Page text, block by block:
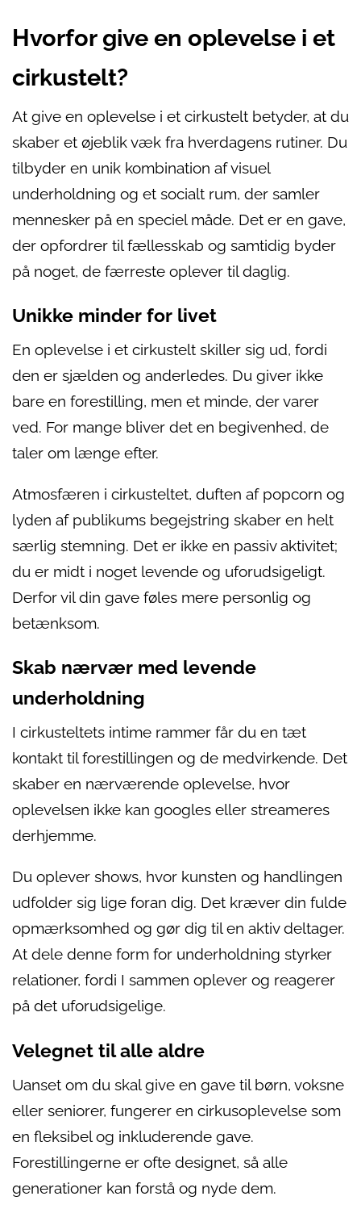
Hvorfor give en oplevelse i et
cirkustelt?
At give en oplevelse i et cirkustelt betyder, at du
skaber et øjeblik væk fra hverdagens rutiner. Du
tilbyder en unik kombination af visuel
underholdning og et socialt rum, der samler
mennesker på en speciel måde. Det er en gave,
der opfordrer til fællesskab og samtidig byder
på noget, de færreste oplever til daglig.
Unikke minder for livet
En oplevelse i et cirkustelt skiller sig ud, fordi
den er sjælden og anderledes. Du giver ikke
bare en forestilling, men et minde, der varer
ved. For mange bliver det en begivenhed, de
taler om længe efter.
Atmosfæren i cirkusteltet, duften af popcorn og
lyden af publikums begejstring skaber en helt
særlig stemning. Det er ikke en passiv aktivitet;
du er midt i noget levende og uforudsigeligt.
Derfor vil din gave føles mere personlig og
betænksom.
Skab nærvær med levende
underholdning
I cirkusteltets intime rammer får du en tæt
kontakt til forestillingen og de medvirkende. Det
skaber en nærværende oplevelse, hvor
oplevelsen ikke kan googles eller streameres
derhjemme.
Du oplever shows, hvor kunsten og handlingen
udfolder sig lige foran dig. Det kræver din fulde
opmærksomhed og gør dig til en aktiv deltager.
At dele denne form for underholdning styrker
relationer, fordi I sammen oplever og reagerer
på det uforudsigelige.
Velegnet til alle aldre
Uanset om du skal give en gave til børn, voksne
eller seniorer, fungerer en cirkusoplevelse som
en fleksibel og inkluderende gave.
Forestillingerne er ofte designet, så alle
generationer kan forstå og nyde dem.